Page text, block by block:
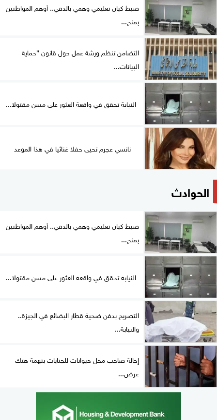
ضبط كيان تعليمي وهمي بالدقي.. أوهم المواطنين
بمنح...
التضامن تنظم ورشة عمل حول قانون ”حماية
البيانات...
النيابة تحقق في واقعة العثور على مسن مقتولا...
نانسي عجرم تحيى حفلا غنائيا في هذا الموعد
الحوادث
ضبط كيان تعليمي وهمي بالدقي.. أوهم المواطنين
بمنح...
النيابة تحقق في واقعة العثور على مسن مقتولا...
التصريح بدفن ضحية قطار البضائع في الجيزة..
والنيابة...
إحالة صاحب محل حيوانات للجنايات بتهمة هتك
عرض...